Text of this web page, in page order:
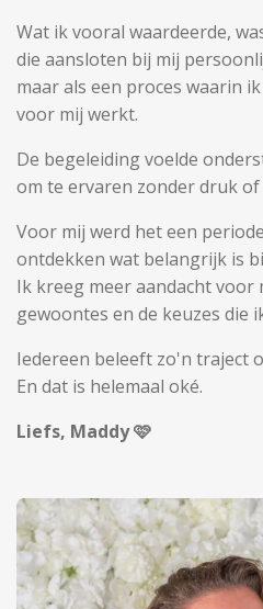
Wat ik vooral waardeerde,
die aansloten bij mij
maar als een proces waarin
voor mij werkt.
De begeleiding voelde
om te ervaren zonder druk of
Voor mij werd het een
ontdekken wat belangrijk is
Ik kreeg meer aandacht voor
gewoontes en de keuzes die
Iedereen beleeft zo'n traject
En dat is helemaal oké.
Liefs, Maddy 🩷